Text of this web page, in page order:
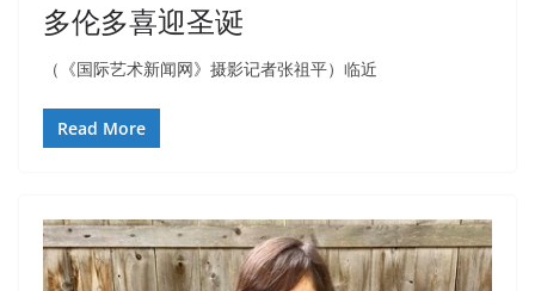
多伦多喜迎圣诞
（《国际艺术新闻网》摄影记者张祖平）临近
Read More